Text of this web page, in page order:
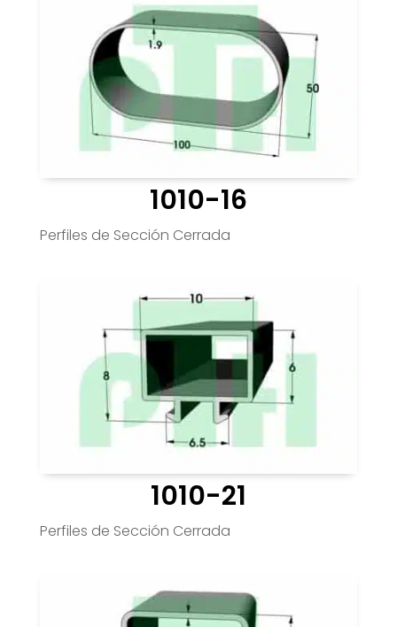
1010-16
Perfiles de Sección Cerrada
1010-21
Perfiles de Sección Cerrada